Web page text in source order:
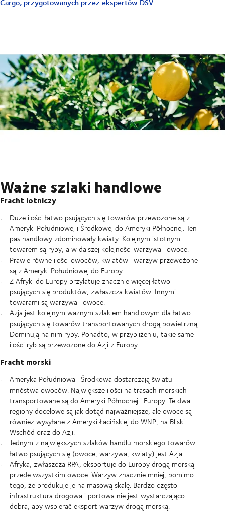
.
Ważne szlaki handlowe
Fracht lotniczy
Duże ilości łatwo psujących się towarów przewożone są z
Ameryki Południowej i Środkowej do Ameryki Północnej. Ten
pas handlowy zdominowały kwiaty. Kolejnym istotnym
towarem są ryby, a w dalszej kolejności warzywa i owoce.
Prawie równe ilości owoców, kwiatów i warzyw przewożone
są z Ameryki Południowej do Europy.
Z Afryki do Europy przylatuje znacznie więcej łatwo
psujących się produktów, zwłaszcza kwiatów. Innymi
towarami są warzywa i owoce.
Azja jest kolejnym ważnym szlakiem handlowym dla łatwo
psujących się towarów transportowanych drogą powietrzną.
Dominują na nim ryby. Ponadto, w przybliżeniu, takie same
ilości ryb są przewożone do Azji z Europy.
Fracht morski
Ameryka Południowa i Środkowa dostarczają światu
mnóstwa owoców. Największe ilości na trasach morskich
transportowane są do Ameryki Północnej i Europy. Te dwa
regiony docelowe są jak dotąd najważniejsze, ale owoce są
również wysyłane z Ameryki Łacińskiej do WNP, na Bliski
Wschód oraz do Azji.
Jednym z największych szlaków handlu morskiego towarów
łatwo psujących się (owoce, warzywa, kwiaty) jest Azja.
Afryka, zwłaszcza RPA, eksportuje do Europy drogą morską
przede wszystkim owoce. Warzyw znacznie mniej, pomimo
tego, że produkuje je na masową skalę. Bardzo często
infrastruktura drogowa i portowa nie jest wystarczająco
dobra, aby wspierać eksport warzyw drogą morską.